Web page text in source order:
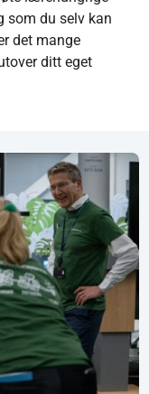
som du selv kan
det mange
ditt eget